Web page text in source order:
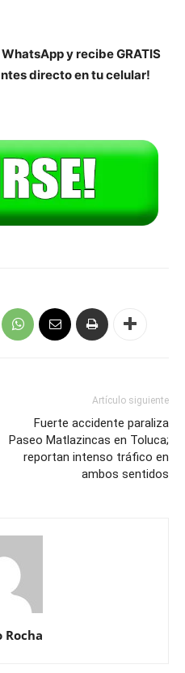
y recibe GRATIS
directo en tu celular!
Artículo siguiente
Fuerte accidente paraliza
Paseo Matlazincas en Toluca;
reportan intenso tráfico en
ambos sentidos
Rocha